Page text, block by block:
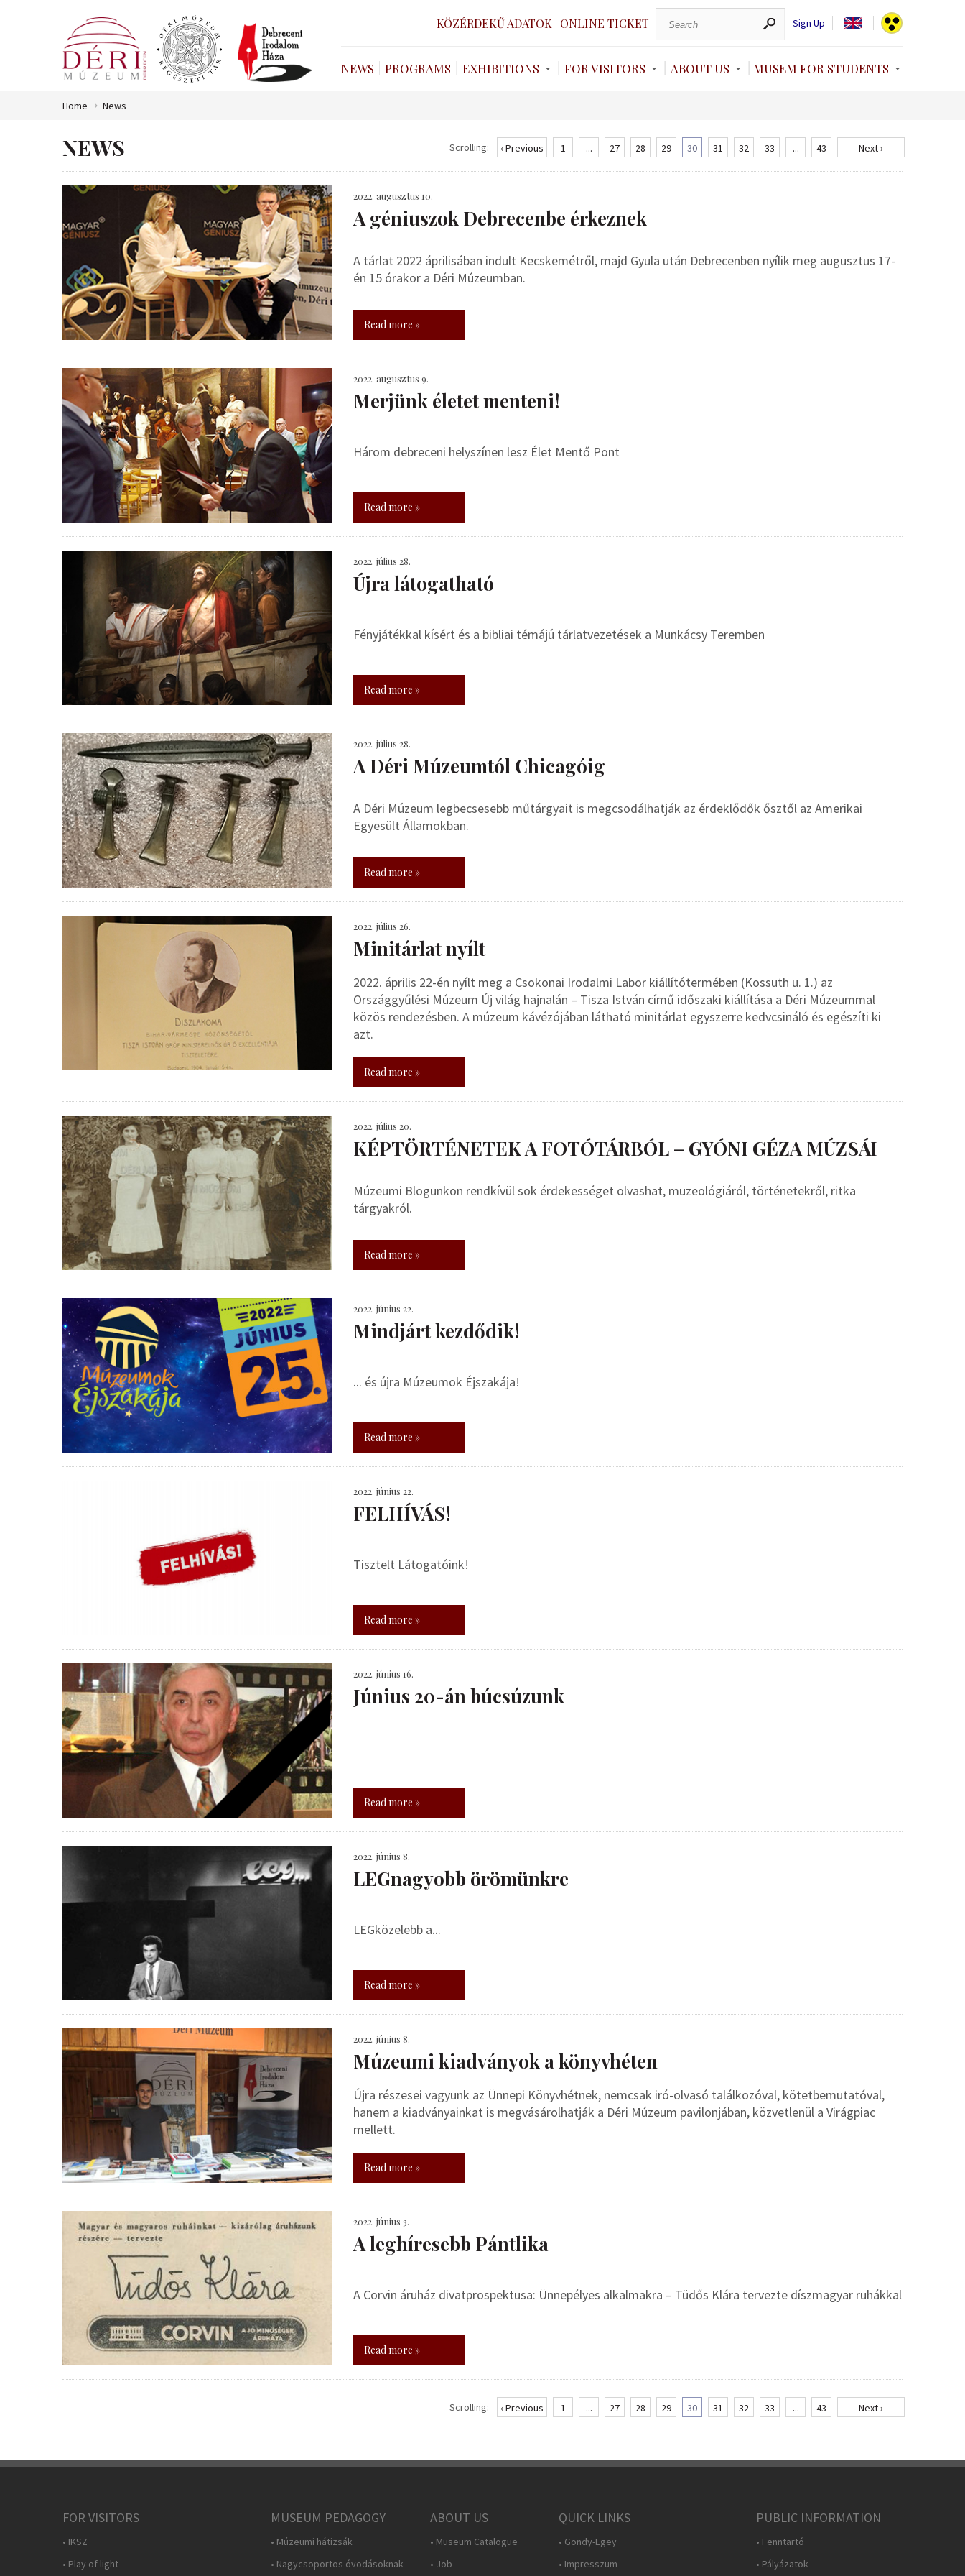
KÖZÉRDEKŰ ADATOK ONLINE TICKET Sign Up
NEWS PROGRAMS EXHIBITIONS FOR VISITORS ABOUT US MUSEM FOR STUDENTS
Home News
NEWS Scrolling: ‹ Previous 1 ... 27 28 29 30 31 32 33 ... 43 Next ›
2022. augusztus 10.
A géniuszok Debrecenbe érkeznek
A tárlat 2022 áprilisában indult Kecskemétről, majd Gyula után Debrecenben nyílik meg augusztus 17-
én 15 órakor a Déri Múzeumban.
Read more »
2022. augusztus 9.
Merjünk életet menteni!
Három debreceni helyszínen lesz Élet Mentő Pont
Read more »
2022. július 28.
Újra látogatható
Fényjátékkal kísért és a bibliai témájú tárlatvezetések a Munkácsy Teremben
Read more »
2022. július 28.
A Déri Múzeumtól Chicagóig
A Déri Múzeum legbecsesebb műtárgyait is megcsodálhatják az érdeklődők ősztől az Amerikai
Egyesült Államokban.
Read more »
2022. július 26.
Minitárlat nyílt
2022. április 22-én nyílt meg a Csokonai Irodalmi Labor kiállítótermében (Kossuth u. 1.) az
Országgyűlési Múzeum Új világ hajnalán – Tisza István című időszaki kiállítása a Déri Múzeummal
közös rendezésben. A múzeum kávézójában látható minitárlat egyszerre kedvcsináló és egészíti ki
azt.
Read more »
2022. július 20.
KÉPTÖRTÉNETEK A FOTÓTÁRBÓL – GYÓNI GÉZA MÚZSÁI
Múzeumi Blogunkon rendkívül sok érdekességet olvashat, muzeológiáról, történetekről, ritka
tárgyakról.
Read more »
2022. június 22.
Mindjárt kezdődik!
... és újra Múzeumok Éjszakája!
Read more »
2022. június 22.
FELHÍVÁS!
Tisztelt Látogatóink!
Read more »
2022. június 16.
Június 20-án búcsúzunk
Read more »
2022. június 8.
LEGnagyobb örömünkre
LEGközelebb a...
Read more »
2022. június 8.
Múzeumi kiadványok a könyvhéten
Újra részesei vagyunk az Ünnepi Könyvhétnek, nemcsak iró-olvasó találkozóval, kötetbemutatóval,
hanem a kiadványainkat is megvásárolhatják a Déri Múzeum pavilonjában, közvetlenül a Virágpiac
mellett.
Read more »
2022. június 3.
A leghíresebb Pántlika
A Corvin áruház divatprospektusa: Ünnepélyes alkalmakra – Tüdős Klára tervezte díszmagyar ruhákkal
Read more »
Scrolling: ‹ Previous 1 ... 27 28 29 30 31 32 33 ... 43 Next ›
FOR VISITORS
• IKSZ
• Play of light
MUSEUM PEDAGOGY
• Múzeumi hátizsák
• Nagycsoportos óvodásoknak
ABOUT US
• Museum Catalogue
• Job
QUICK LINKS
• Gondy-Egey
• Impresszum
PUBLIC INFORMATION
• Fenntartó
• Pályázatok